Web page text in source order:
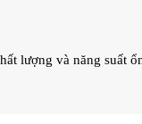
lượng và năng suất